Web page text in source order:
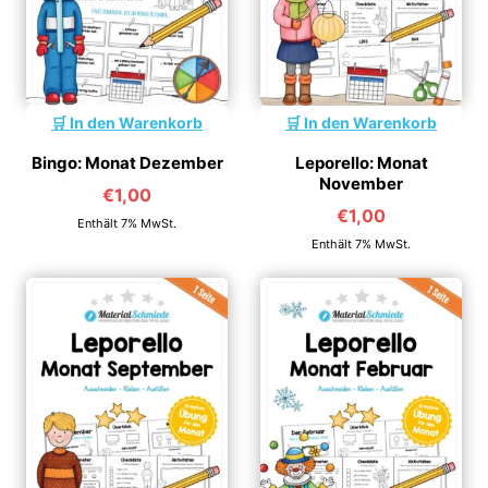
In den Warenkorb
Bingo: Monat Dezember
€1,00
Enthält 7% MwSt.
In den Warenkorb
Leporello: Monat
November
€1,00
Enthält 7% MwSt.